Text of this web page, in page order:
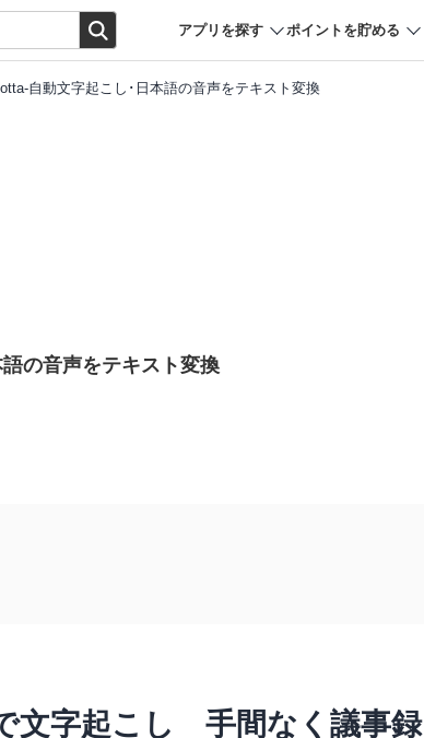
アプリを探す ポイントを貯める
自動文字起こし･日本語の音声をテキスト変換
の音声をテキスト変換
文字起こし 手間なく議事録